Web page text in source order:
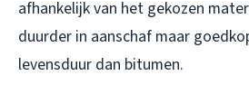
afhankelijk van het gekozen
duurder in aanschaf maar
levensduur dan bitumen.